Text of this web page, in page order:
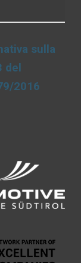
sulla
del
2016